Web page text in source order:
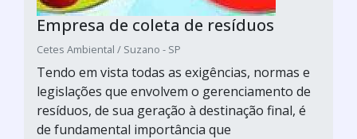
Empresa de coleta de resíduos
Cetes Ambiental / Suzano - SP
Tendo em vista todas as exigências, normas e
legislações que envolvem o gerenciamento de
resíduos, de sua geração à destinação final, é
de fundamental importância que